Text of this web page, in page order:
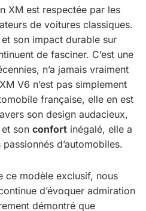
XM est respectée par les
de voitures classiques.
son impact durable sur
de fasciner. C’est une
n’a jamais vraiment
V6 n’est pas simplement
française, elle en est
son design audacieux,
son confort inégalé, elle a
d’automobiles.
ce modèle exclusif, nous
d’évoquer admiration
démontré que